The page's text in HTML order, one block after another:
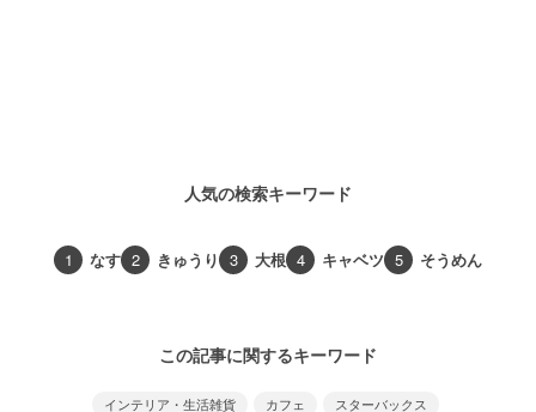
人気の検索キーワード
1 なす 2 きゅうり 3 大根 4 キャベツ 5 そうめん
この記事に関するキーワード
インテリア・生活雑貨 カフェ スターバックス